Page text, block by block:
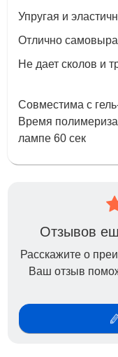
Упругая и
Отлично
Не дает сколов и
Совместима с
Время
лампе 60 сек
Отзывов
Расскажите о
Ваш отзыв